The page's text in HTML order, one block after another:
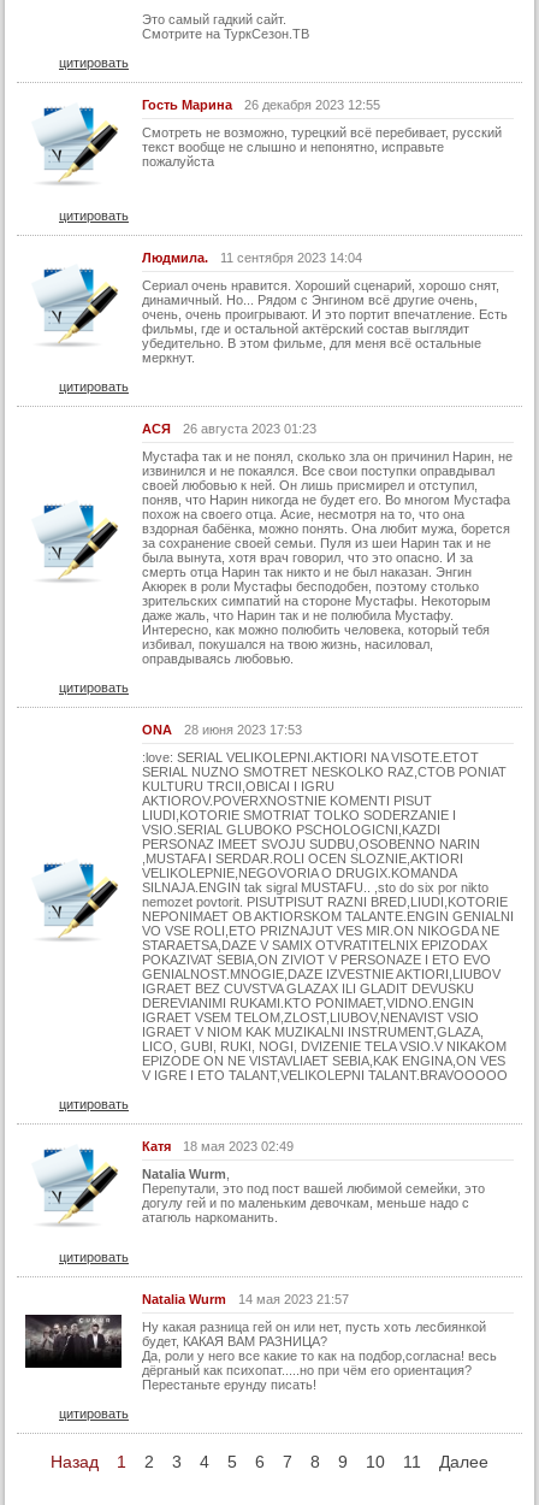
Это самый гадкий сайт.
Смотрите на ТуркСезон.ТВ
цитировать
Гость Марина
26 декабря 2023 12:55
Смотреть не возможно, турецкий всё перебивает, русский
текст вообще не слышно и непонятно, исправьте
пожалуйста
цитировать
Людмила.
11 сентября 2023 14:04
Сериал очень нравится. Хороший сценарий, хорошо снят,
динамичный. Но... Рядом с Энгином всё другие очень,
очень, очень проигрывают. И это портит впечатление. Есть
фильмы, где и остальной актёрский состав выглядит
убедительно. В этом фильме, для меня всё остальные
меркнут.
цитировать
АСЯ
26 августа 2023 01:23
Мустафа так и не понял, сколько зла он причинил Нарин, не
извинился и не покаялся. Все свои поступки оправдывал
своей любовью к ней. Он лишь присмирел и отступил,
поняв, что Нарин никогда не будет его. Во многом Мустафа
похож на своего отца. Асие, несмотря на то, что она
вздорная бабёнка, можно понять. Она любит мужа, борется
за сохранение своей семьи. Пуля из шеи Нарин так и не
была вынута, хотя врач говорил, что это опасно. И за
смерть отца Нарин так никто и не был наказан. Энгин
Акюрек в роли Мустафы бесподобен, поэтому столько
зрительских симпатий на стороне Мустафы. Некоторым
даже жаль, что Нарин так и не полюбила Мустафу.
Интересно, как можно полюбить человека, который тебя
избивал, покушался на твою жизнь, насиловал,
оправдываясь любовью.
цитировать
ONA
28 июня 2023 17:53
:love: SERIAL VELIKOLEPNI.AKTIORI NA VISOTE.ETOT
SERIAL NUZNO SMOTRET NESKOLKO RAZ,CTOB PONIAT
KULTURU TRCII,OBICAI I IGRU
AKTIOROV.POVERXNOSTNIE KOMENTI PISUT
LIUDI,KOTORIE SMOTRIAT TOLKO SODERZANIE I
VSIO.SERIAL GLUBOKO PSCHOLOGICNI,KAZDI
PERSONAZ IMEET SVOJU SUDBU,OSOBENNO NARIN
,MUSTAFA I SERDAR.ROLI OCEN SLOZNIE,AKTIORI
VELIKOLEPNIE,NEGOVORIA O DRUGIX.KOMANDA
SILNAJA.ENGIN tak sigral MUSTAFU.. ,sto do six por nikto
nemozet povtorit. PISUTPISUT RAZNI BRED,LIUDI,KOTORIE
NEPONIMAET OB AKTIORSKOM TALANTE.ENGIN GENIALNI
VO VSE ROLI,ETO PRIZNAJUT VES MIR.ON NIKOGDA NE
STARAETSA,DAZE V SAMIX OTVRATITELNIX EPIZODAX
POKAZIVAT SEBIA,ON ZIVIOT V PERSONAZE I ETO EVO
GENIALNOST.MNOGIE,DAZE IZVESTNIE AKTIORI,LIUBOV
IGRAET BEZ CUVSTVA GLAZAX ILI GLADIT DEVUSKU
DEREVIANIMI RUKAMI.KTO PONIMAET,VIDNO.ENGIN
IGRAET VSEM TELOM,ZLOST,LIUBOV,NENAVIST VSIO
IGRAET V NIOM KAK MUZIKALNI INSTRUMENT,GLAZA,
LICO, GUBI, RUKI, NOGI, DVIZENIE TELA VSIO.V NIKAKOM
EPIZODE ON NE VISTAVLIAET SEBIA,KAK ENGINA,ON VES
V IGRE I ETO TALANT,VELIKOLEPNI TALANT.BRAVOOOOO
цитировать
Катя
18 мая 2023 02:49
Natalia Wurm
Перепутали, это под пост вашей любимой семейки, это
догулу гей и по маленьким девочкам, меньше надо с
атагюль наркоманить.
цитировать
Natalia Wurm
14 мая 2023 21:57
Ну какая разница гей он или нет, пусть хоть лесбиянкой
будет, КАКАЯ ВАМ РАЗНИЦА?
Да, роли у него все какие то как на подбор,согласна! весь
дёрганый как психопат.....но при чём его ориентация?
Перестаньте ерунду писать!
цитировать
Назад 1 2 3 4 5 6 7 8 9 10 11 Далее